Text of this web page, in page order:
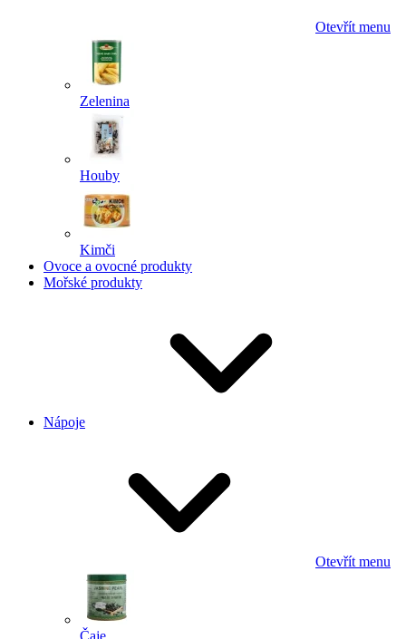
Otevřít menu
Zelenina
Houby
Kimči
Ovoce a ovocné produkty
Mořské produkty
Nápoje
Otevřít menu
Čaje